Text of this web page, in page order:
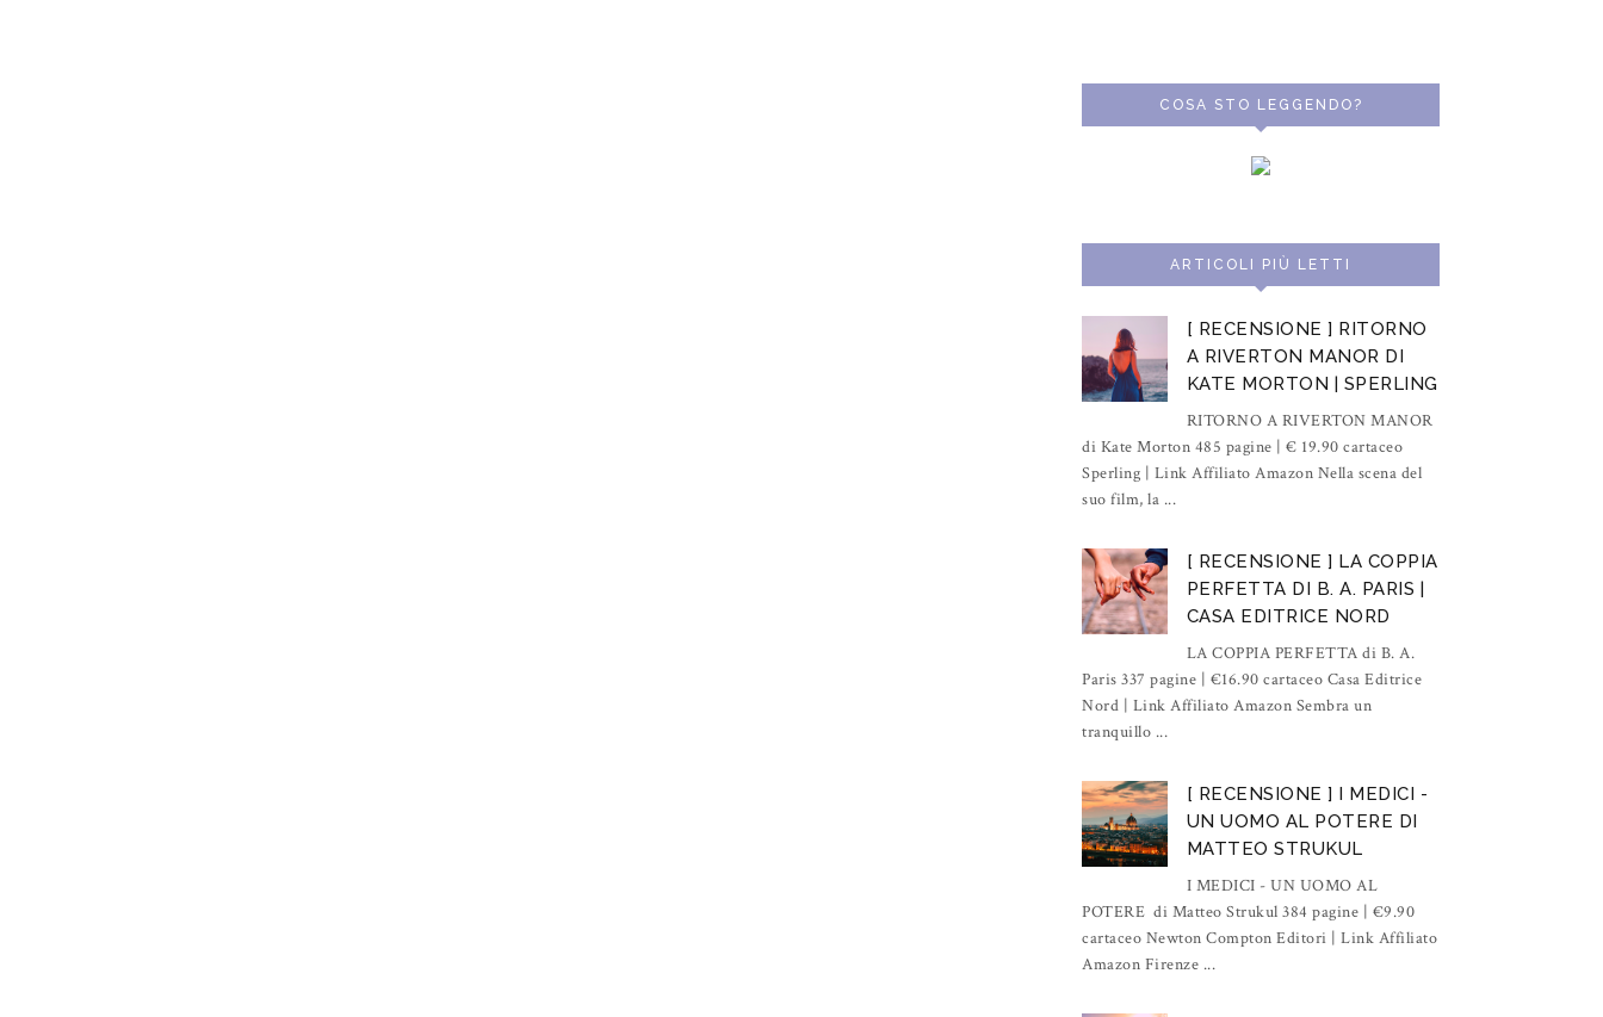
COSA STO LEGGENDO?
ARTICOLI PIÙ LETTI
[ RECENSIONE ] RITORNO
A RIVERTON MANOR DI
KATE MORTON | SPERLING
RITORNO A RIVERTON MANOR
di Kate Morton 485 pagine | € 19.90 cartaceo
Sperling | Link Affiliato Amazon Nella scena del
suo film, la ...
[ RECENSIONE ] LA COPPIA
PERFETTA DI B. A. PARIS |
CASA EDITRICE NORD
LA COPPIA PERFETTA di B. A.
Paris 337 pagine | €16.90 cartaceo Casa Editrice
Nord | Link Affiliato Amazon Sembra un
tranquillo ...
[ RECENSIONE ] I MEDICI -
UN UOMO AL POTERE DI
MATTEO STRUKUL
I MEDICI - UN UOMO AL
POTERE di Matteo Strukul 384 pagine | €9.90
cartaceo Newton Compton Editori | Link Affiliato
Amazon Firenze ...